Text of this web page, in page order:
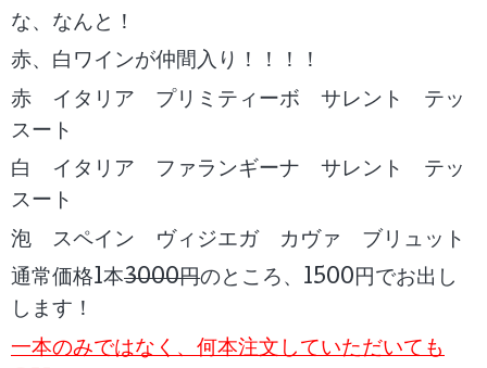
な、なんと！
赤、白ワインが仲間入り！！！！
赤 イタリア プリミティーボ サレント テッ
スート
白 イタリア ファランギーナ サレント テッ
スート
泡 スペイン ヴィジエガ カヴァ ブリュット
通常価格1本3000円のところ、1500円でお出し
します！
一本のみではなく、何本注文していただいても